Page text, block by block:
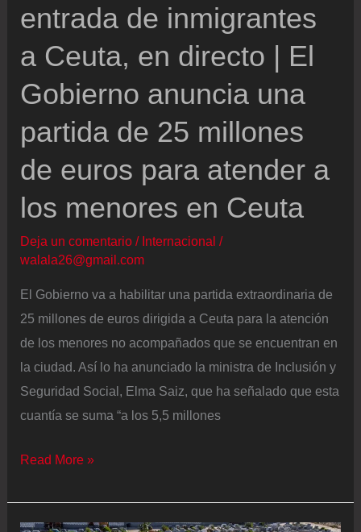
meses
entrada de inmigrantes
a Ceuta, en directo | El
Gobierno anuncia una
partida de 25 millones
de euros para atender a
los menores en Ceuta
Deja un comentario / Internacional /
walala26@gmail.com
El Gobierno va a habilitar una partida extraordinaria de
25 millones de euros dirigida a Ceuta para la atención
de los menores no acompañados que se encuentran en
la ciudad. Así lo ha anunciado la ministra de Inclusión y
Seguridad Social, Elma Saiz, que ha señalado que esta
cuantía se suma “a los 5,5 millones
Última
de
Read More »